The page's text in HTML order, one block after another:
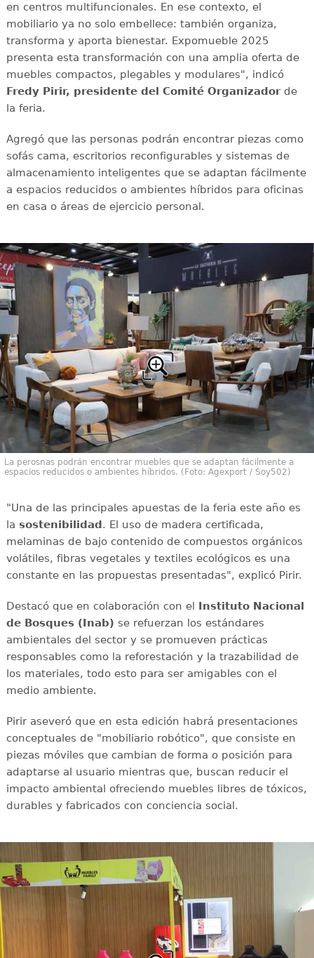
en centros multifuncionales. En ese contexto, el
mobiliario ya no solo embellece: también organiza,
transforma y aporta bienestar. Expomueble 2025
presenta esta transformación con una amplia oferta de
muebles compactos, plegables y modulares", indicó
Fredy Pirir, presidente del Comité Organizadorde
la feria.
Agregó que las personas podrán encontrar piezas como
sofás cama, escritorios reconfigurables y sistemas de
almacenamiento inteligentes que se adaptan fácilmente
a espacios reducidos o ambientes híbridos para oficinas
en casa o áreas de ejercicio personal.
La perosnas podrán encontrar muebles que se adaptan fácilmente a
espacios reducidos o ambientes híbridos. (Foto: Agexport / Soy502)
"Una de las principales apuestas de la feria este año es
la sostenibilidad. El uso de madera certificada,
melaminas de bajo contenido de compuestos orgánicos
volátiles, fibras vegetales y textiles ecológicos es una
constante en las propuestas presentadas", explicó Pirir.
Destacó que en colaboración con el Instituto Nacional
de Bosques (Inab) se refuerzan los estándares
ambientales del sector y se promueven prácticas
responsables como la reforestación y la trazabilidad de
los materiales, todo esto para ser amigables con el
medio ambiente.
Pirir aseveró que en esta edición habrá presentaciones
conceptuales de "mobiliario robótico", que consiste en
piezas móviles que cambian de forma o posición para
adaptarse al usuario mientras que, buscan reducir el
impacto ambiental ofreciendo muebles libres de tóxicos,
durables y fabricados con conciencia social.